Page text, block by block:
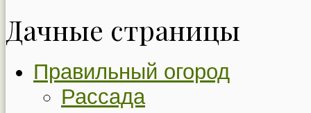
Дачные страницы
Правильный огород
Рассада